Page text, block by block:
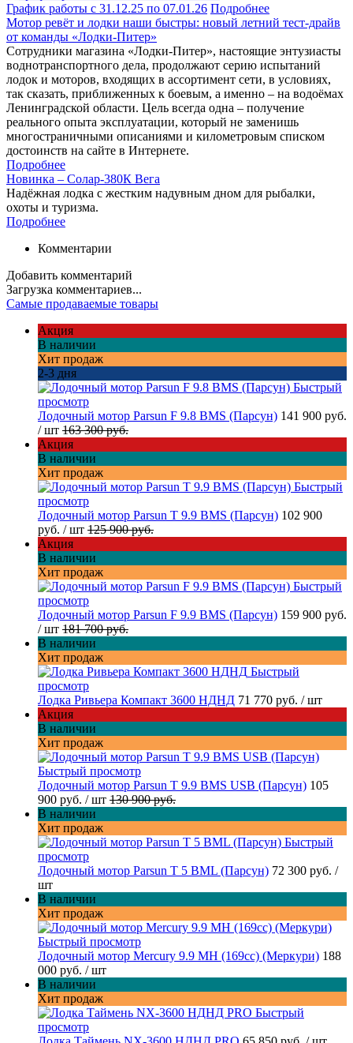
График работы с 31.12.25 по 07.01.26 Подробнее
Мотор ревёт и лодки наши быстры: новый летний тест-драйв
от команды «Лодки-Питер»
Сотрудники магазина «Лодки-Питер», настоящие энтузиасты
воднотранспортного дела, продолжают серию испытаний
лодок и моторов, входящих в ассортимент сети, в условиях,
так сказать, приближенных к боевым, а именно – на водоёмах
Ленинградской области. Цель всегда одна – получение
реального опыта эксплуатации, который не заменишь
многостраничными описаниями и километровым списком
достоинств на сайте в Интернете.
Подробнее
Новинка – Солар-380К Вега
Надёжная лодка с жестким надувным дном для рыбалки,
охоты и туризма.
Подробнее
Комментарии
Добавить комментарий
Загрузка комментариев...
Самые продаваемые товары
Акция
В наличии
Хит продаж
2-3 дня
Быстрый
просмотр
Лодочный мотор Parsun F 9.8 BMS (Парсун) 141 900 руб.
/ шт 163 300 руб.
Акция
В наличии
Хит продаж
Быстрый
просмотр
Лодочный мотор Parsun T 9.9 BMS (Парсун) 102 900
руб. / шт 125 900 руб.
Акция
В наличии
Хит продаж
Быстрый
просмотр
Лодочный мотор Parsun F 9.9 BMS (Парсун) 159 900 руб.
/ шт 181 700 руб.
В наличии
Хит продаж
Быстрый
просмотр
Лодка Ривьера Компакт 3600 НДНД 71 770 руб. / шт
Акция
В наличии
Хит продаж
Быстрый просмотр
Лодочный мотор Parsun T 9.9 BMS USB (Парсун) 105
900 руб. / шт 130 900 руб.
В наличии
Хит продаж
Быстрый
просмотр
Лодочный мотор Parsun T 5 BML (Парсун) 72 300 руб. /
шт
В наличии
Хит продаж
Быстрый просмотр
Лодочный мотор Mercury 9.9 MH (169cc) (Меркури) 188
000 руб. / шт
В наличии
Хит продаж
Быстрый
просмотр